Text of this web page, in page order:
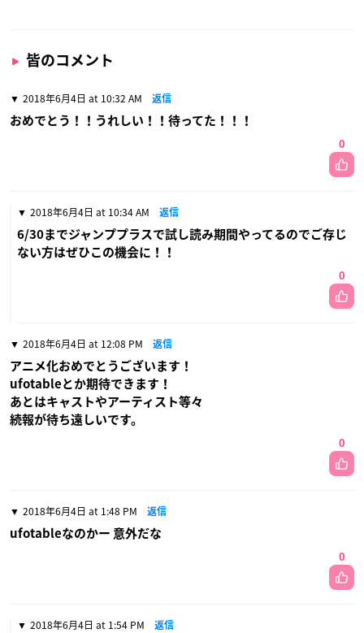
皆のコメント
2018年6月4日 at 10:32 AM 返信
おめでとう！！うれしい！！待ってた！！！
0
2018年6月4日 at 10:34 AM 返信
6/30までジャンププラスで試し読み期間やってるのでご存じ
ない方はぜひこの機会に！！
0
2018年6月4日 at 12:08 PM 返信
アニメ化おめでとうございます！
ufotableとか期待できます！
あとはキャストやアーティスト等々
続報が待ち遠しいです。
0
2018年6月4日 at 1:48 PM 返信
ufotableなのかー 意外だな
0
2018年6月4日 at 1:54 PM 返信